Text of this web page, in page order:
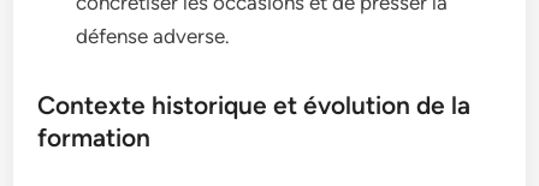
défense adverse.
Contexte historique et évolution de la
formation